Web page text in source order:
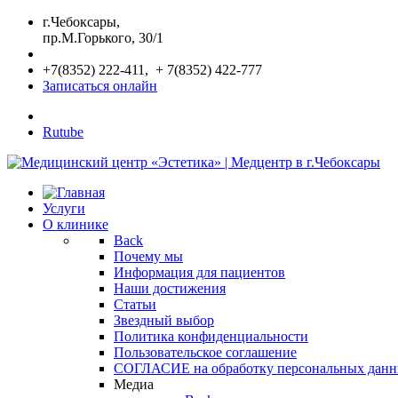
г.Чебоксары,
пр.М.Горького, 30/1
+7(8352) 222-411, + 7(8352) 422-777
Записаться онлайн
Rutube
Услуги
О клинике
Back
Почему мы
Информация для пациентов
Наши достижения
Статьи
Звездный выбор
Политика конфиденциальности
Пользовательское соглашение
СОГЛАСИЕ на обработку персональных
Медиа